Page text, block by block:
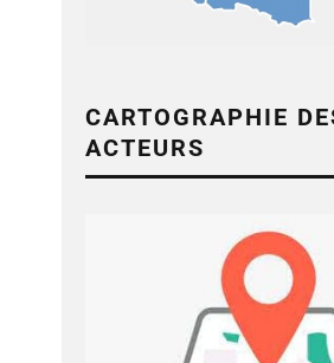
CARTOGRAPHIE
ACTEURS